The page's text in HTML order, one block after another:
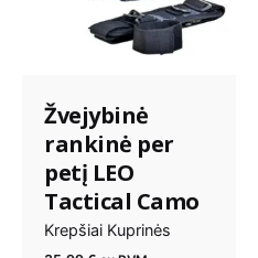
Žvejybinė
rankinė per
petį LEO
Tactical Camo
Krepšiai Kuprinės